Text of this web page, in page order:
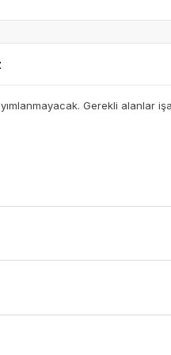
Gerekli alanlar